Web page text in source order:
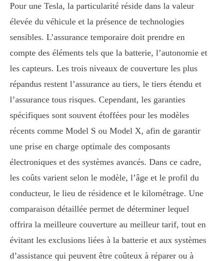
Pour une Tesla, la particularité réside dans la valeur
élevée du véhicule et la présence de technologies
sensibles. L’assurance temporaire doit prendre en
compte des éléments tels que la batterie, l’autonomie et
les capteurs. Les trois niveaux de couverture les plus
répandus restent l’assurance au tiers, le tiers étendu et
l’assurance tous risques. Cependant, les garanties
spécifiques sont souvent étoffées pour les modèles
récents comme Model S ou Model X, afin de garantir
une prise en charge optimale des composants
électroniques et des systèmes avancés. Dans ce cadre,
les coûts varient selon le modèle, l’âge et le profil du
conducteur, le lieu de résidence et le kilométrage. Une
comparaison détaillée permet de déterminer lequel
offrira la meilleure couverture au meilleur tarif, tout en
évitant les exclusions liées à la batterie et aux systèmes
d’assistance qui peuvent être coûteux à réparer ou à